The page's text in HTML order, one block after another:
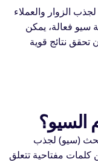
الزوار والعملاء
سيو فعالة، يمكن
تحقق نتائج قوية
السيو؟
(سيو) لجذب
مفتاحية تتعلق